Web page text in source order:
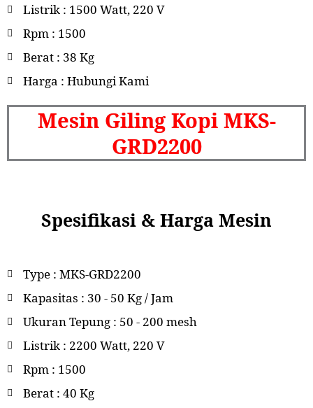
Listrik : 1500 Watt, 220 V
Rpm : 1500
Berat : 38 Kg
Harga : Hubungi Kami
Mesin Giling Kopi MKS-
GRD2200
Spesifikasi & Harga Mesin
Type : MKS-GRD2200
Kapasitas : 30 - 50 Kg / Jam
Ukuran Tepung : 50 - 200 mesh
Listrik : 2200 Watt, 220 V
Rpm : 1500
Berat : 40 Kg